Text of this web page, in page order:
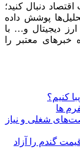
دنبال کنید؛
پوشش داده
دیجیتال و… با
خبرهای معتبر را
کنیم؟
ها
شغلی و نیاز
گندم را آزاد